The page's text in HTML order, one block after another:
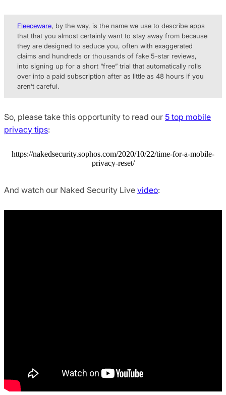
Fleeceware, by the way, is the name we use to describe apps
that that you almost certainly want to stay away from because
they are designed to seduce you, often with exaggerated
claims and hundreds or thousands of fake 5-star reviews,
into signing up for a short “free” trial that automatically rolls
over into a paid subscription after as little as 48 hours if you
aren’t careful.
So, please take this opportunity to read our 5 top mobile
privacy tips:
https://nakedsecurity.sophos.com/2020/10/22/time-for-a-mobile-
privacy-reset/
And watch our Naked Security Live video: